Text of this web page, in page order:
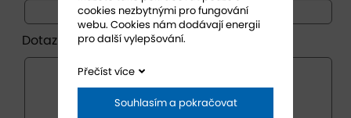
Dotaz *
cookies nezbytnými pro fungování
webu. Cookies nám dodávají energii
pro další vylepšování.
Přečíst více
Souhlasím a pokračovat